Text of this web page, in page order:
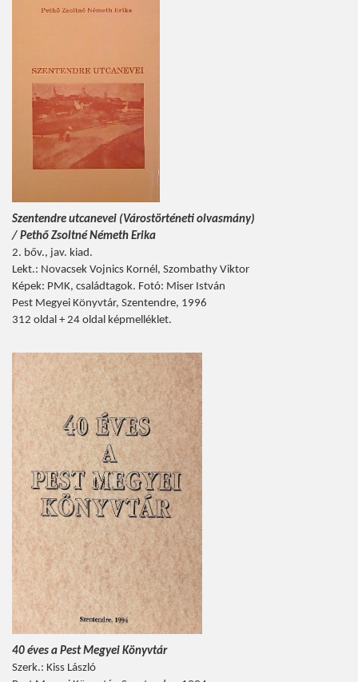
Szentendre utcanevei (Várostörténeti olvasmány)
/ Pethő Zsoltné Németh Erika
2. bőv., jav. kiad.
Lekt.: Novacsek Vojnics Kornél, Szombathy Viktor
Képek: PMK, családtagok. Fotó: Miser István
Pest Megyei Könyvtár, Szentendre, 1996
312 oldal + 24 oldal képmelléklet.
40 éves a Pest Megyei Könyvtár
Szerk.: Kiss László